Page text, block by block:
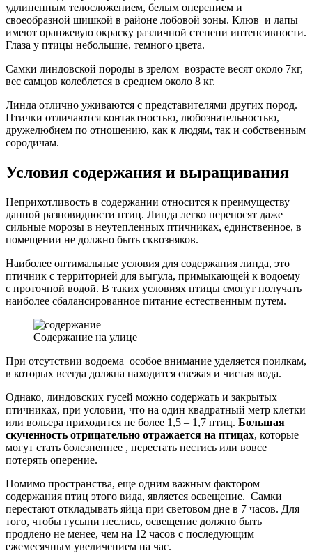
удлиненным телосложением, белым оперением и
своеобразной шишкой в районе лобовой зоны. Клюв и лапы
имеют оранжевую окраску различной степени интенсивности.
Глаза у птицы небольшие, темного цвета.
Самки линдовской породы в зрелом возрасте весят около 7кг,
вес самцов колеблется в среднем около 8 кг.
Линда отлично уживаются с представителями других пород.
Птички отличаются контактностью, любознательностью,
дружелюбием по отношению, как к людям, так и собственным
сородичам.
Условия содержания и выращивания
Неприхотливость в содержании относится к преимуществу
данной разновидности птиц. Линда легко переносят даже
сильные морозы в неутепленных птичниках, единственное, в
помещении не должно быть сквозняков.
Наиболее оптимальные условия для содержания линда, это
птичник с территорией для выгула, примыкающей к водоему
с проточной водой. В таких условиях птицы смогут получать
наиболее сбалансированное питание естественным путем.
Содержание на улице
При отсутствии водоема особое внимание уделяется поилкам,
в которых всегда должна находится свежая и чистая вода.
Однако, линдовских гусей можно содержать и закрытых
птичниках, при условии, что на один квадратный метр клетки
или вольера приходится не более 1,5 – 1,7 птиц. Большая
скученность отрицательно отражается на птицах, которые
могут стать болезненнее , перестать нестись или вовсе
потерять оперение.
Помимо пространства, еще одним важным фактором
содержания птиц этого вида, является освещение. Самки
перестают откладывать яйца при световом дне в 7 часов. Для
того, чтобы гусыни неслись, освещение должно быть
продлено не менее, чем на 12 часов с последующим
ежемесячным увеличением на час.